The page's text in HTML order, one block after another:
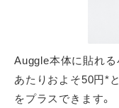
Auggle本体に貼れる
あたりおよそ50円*
をプラスできます。